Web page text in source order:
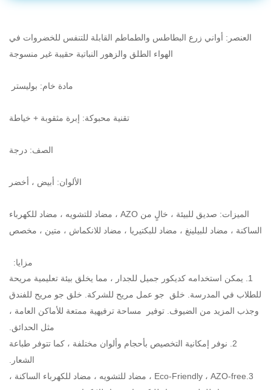
العنصر: أواني زرع البطاطس والطماطم القابلة للتنفس للخضروات في
الهواء الطلق والزهور النباتية حقيبة غير منسوجة
مادة خام: بوليستر
تقنية محبوكة: إبرة مثقوبة + خياطة
الصف: درجة
الألوان: أبيض ، أخضر
الميزات: صديق للبيئة ، خالٍ من AZO ، مضاد للتشويه ، مضاد للكهرباء
الساكنة ، مضاد للبيلينغ ، مضاد للبكتيريا ، مضاد للانكماش ، متين ، مخصص
مزايا:
1. يمكن استخدامه كديكور جميل للجدار ، مما يخلق بيئة تعليمية مريحة
للطلاب في المدرسة. خلق جو عمل مريح للشركة. خلق جو مريح للفندق
وجذب المزيد من الضيوف. توفير مساحة ترفيهية ممتعة للأماكن العامة ،
مثل الحدائق.
2. نوفر إمكانية التخصيص بأحجام وألوان مختلفة ، كما تتوفر طباعة
الشعار.
3.Eco-Friendly ، AZO-free ، مضاد للتشويه ، مضاد للكهرباء الساكنة ،